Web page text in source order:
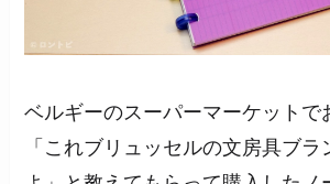
ベルギーのスーパーマーケットで
「これブリュッセルの文房具ブ